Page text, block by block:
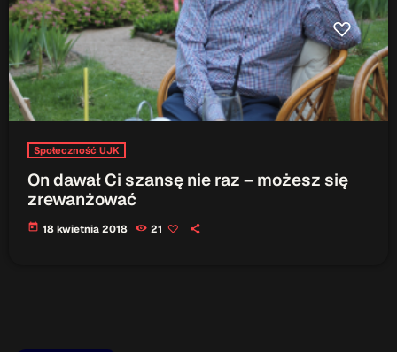
ON AIR
Upcoming shows
TOP CHART
Społeczność UJK
On dawał Ci szansę nie raz – możesz się
zrewanżować
today 18 kwietnia 2018 21